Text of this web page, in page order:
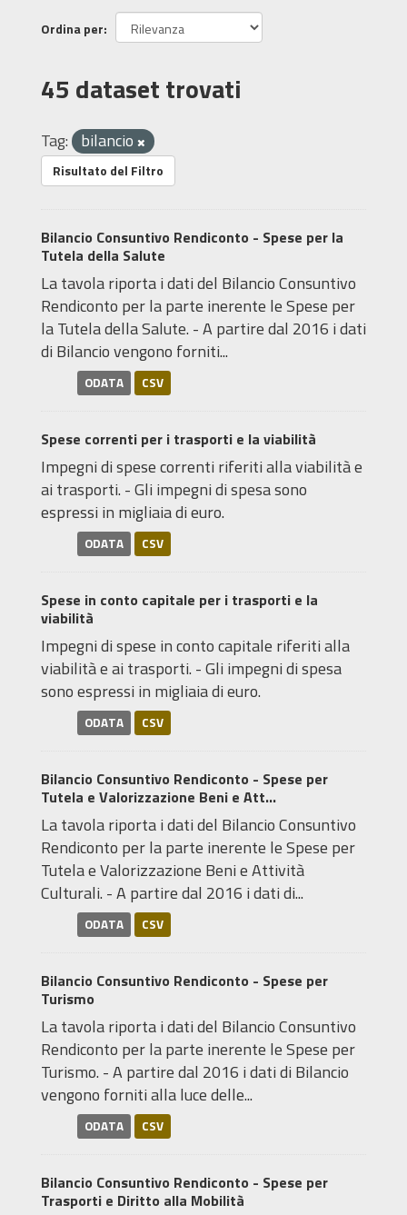
Ordina per
45 dataset trovati
Tag: bilancio
Risultato del Filtro
Bilancio Consuntivo Rendiconto - Spese per la
Tutela della Salute
La tavola riporta i dati del Bilancio Consuntivo
Rendiconto per la parte inerente le Spese per
la Tutela della Salute. - A partire dal 2016 i dati
di Bilancio vengono forniti...
ODATA CSV
Spese correnti per i trasporti e la viabilità
Impegni di spese correnti riferiti alla viabilità e
ai trasporti. - Gli impegni di spesa sono
espressi in migliaia di euro.
ODATA CSV
Spese in conto capitale per i trasporti e la
viabilità
Impegni di spese in conto capitale riferiti alla
viabilità e ai trasporti. - Gli impegni di spesa
sono espressi in migliaia di euro.
ODATA CSV
Bilancio Consuntivo Rendiconto - Spese per
Tutela e Valorizzazione Beni e Att...
La tavola riporta i dati del Bilancio Consuntivo
Rendiconto per la parte inerente le Spese per
Tutela e Valorizzazione Beni e Attività
Culturali. - A partire dal 2016 i dati di...
ODATA CSV
Bilancio Consuntivo Rendiconto - Spese per
Turismo
La tavola riporta i dati del Bilancio Consuntivo
Rendiconto per la parte inerente le Spese per
Turismo. - A partire dal 2016 i dati di Bilancio
vengono forniti alla luce delle...
ODATA CSV
Bilancio Consuntivo Rendiconto - Spese per
Trasporti e Diritto alla Mobilità